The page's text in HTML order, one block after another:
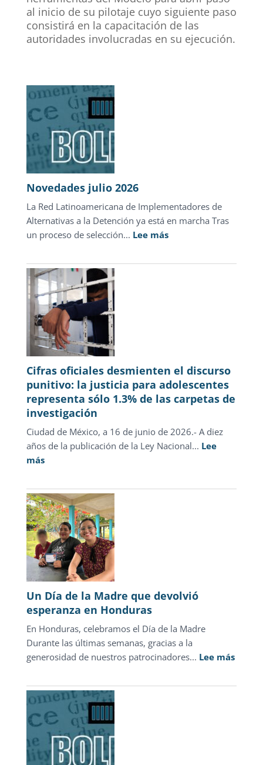
al inicio de su pilotaje cuyo siguiente paso
consistirá en la capacitación de las
autoridades involucradas en su ejecución.
Novedades julio 2026
La Red Latinoamericana de Implementadores de
Alternativas a la Detención ya está en marcha Tras
un proceso de selección... Lee más:
julio
Cifras oficiales desmienten el discurso
punitivo: la justicia para adolescentes
representa sólo 1.3% de las carpetas de
investigación
Ciudad de México, a 16 de junio de 2026.- A diez
años de la publicación de la Ley Nacional... Lee
más:
oficiales
desmienten
el
discurso
punitivo:
la
justicia
adolescentes
representa
sólo
1.3%
de
carpetas
de
investigación
Un Día de la Madre que devolvió
esperanza en Honduras
En Honduras, celebramos el Día de la Madre
Durante las últimas semanas, gracias a la
generosidad de nuestros patrocinadores... Lee más:
Día